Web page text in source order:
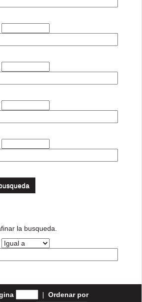
la busqueda.
| Ordenar por